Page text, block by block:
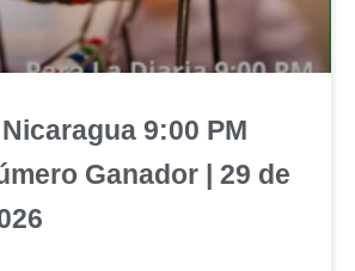
9:00 PM
Ganador | 29 de